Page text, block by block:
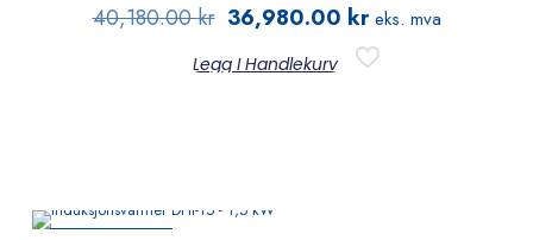
40,180.00kr 36,980.00 kr eks. mva
Legg I Handlekurv